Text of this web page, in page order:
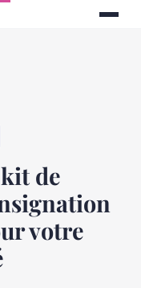
de
votre